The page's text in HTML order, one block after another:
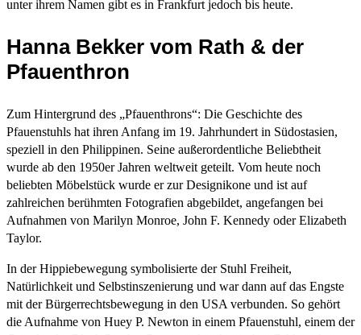
unter ihrem Namen gibt es in Frankfurt jedoch bis heute.
Hanna Bekker vom Rath & der
Pfauenthron
Zum Hintergrund des „Pfauenthrons“: Die Geschichte des
Pfauenstuhls hat ihren Anfang im 19. Jahrhundert in Südostasien,
speziell in den Philippinen. Seine außerordentliche Beliebtheit
wurde ab den 1950er Jahren weltweit geteilt. Vom heute noch
beliebten Möbelstück wurde er zur Designikone und ist auf
zahlreichen berühmten Fotografien abgebildet, angefangen bei
Aufnahmen von Marilyn Monroe, John F. Kennedy oder Elizabeth
Taylor.
In der Hippiebewegung symbolisierte der Stuhl Freiheit,
Natürlichkeit und Selbstinszenierung und war dann auf das Engste
mit der Bürgerrechtsbewegung in den USA verbunden. So gehört
die Aufnahme von Huey P. Newton in einem Pfauenstuhl, einem der